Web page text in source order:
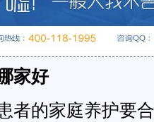
家好
者的家庭养护要